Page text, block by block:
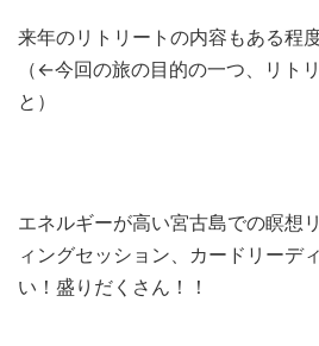
来年のリトリートの内容もある程
（←今回の旅の目的の一つ、リト
と）
エネルギーが高い宮古島での瞑想
ィングセッション、カードリーデ
い！盛りだくさん！！